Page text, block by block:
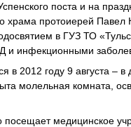
поста и на
храма протоиерей Павел
в ГУЗ ТО
и инфекционными
в 2012 году 9 августа –
молельная комната,
посещает медицинское